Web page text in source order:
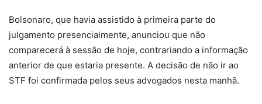
Bolsonaro, que havia assistido à primeira parte do
julgamento presencialmente, anunciou que não
comparecerá à sessão de hoje, contrariando a informação
anterior de que estaria presente. A decisão de não ir ao
STF foi confirmada pelos seus advogados nesta manhã.